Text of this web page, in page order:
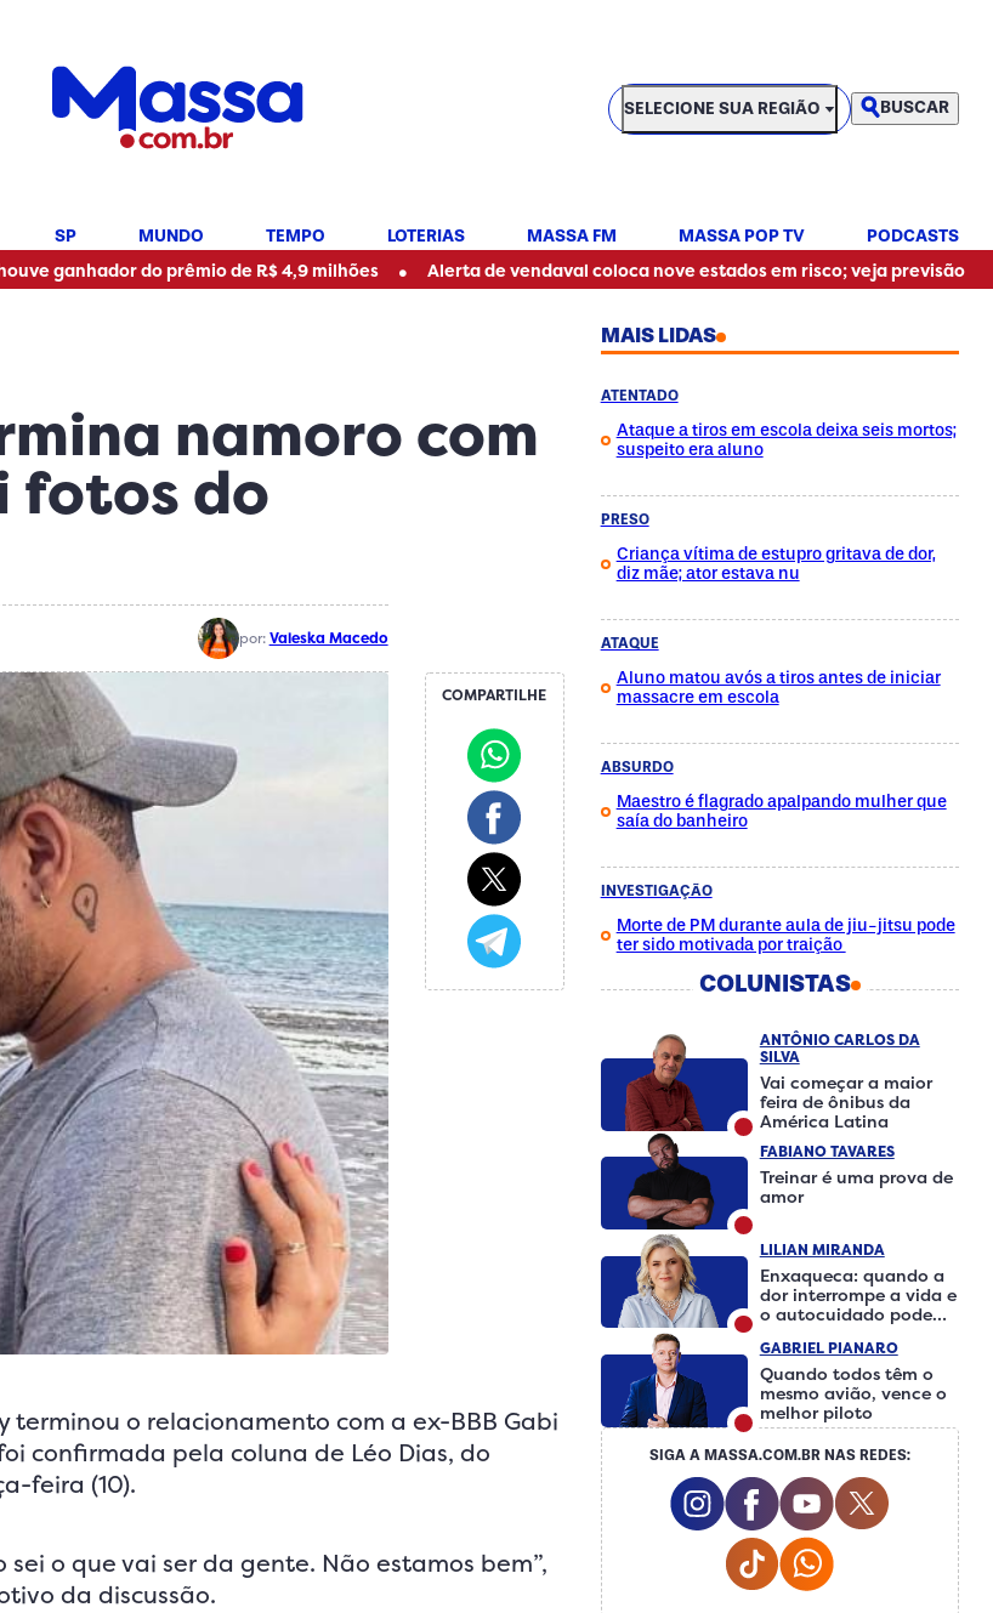
SELECIONE SUA REGIÃO
SELECIONE SUA REGIÃO BUSCAR
SP MUNDO TEMPO LOTERIAS MASSA FM MASSA POP TV PODCASTS
do prêmio de R$ 4,9 milhões • Alerta de vendaval coloca nove estados em risco; veja previsão • Pai
namoro com
fotos do
por:Valeska Macedo
COMPARTILHE
terminou o relacionamento com a ex-BBB Gabi
confirmada pela coluna de Léo Dias, do
feira (10).
o que vai ser da gente. Não estamos bem”,
da discussão.
MAIS LIDAS
ATENTADO
Ataque a tiros em escola deixa seis mortos;
suspeito era aluno
PRESO
Criança vítima de estupro gritava de dor,
diz mãe; ator estava nu
ATAQUE
Aluno matou avós a tiros antes de iniciar
massacre em escola
ABSURDO
Maestro é flagrado apalpando mulher que
saía do banheiro
INVESTIGAÇÃO
Morte de PM durante aula de jiu-jitsu pode
ter sido motivada por traição
COLUNISTAS
ANTÔNIO CARLOS DA
SILVA
Vai começar a maior
feira de ônibus da
América Latina
FABIANO TAVARES
Treinar é uma prova de
amor
LILIAN MIRANDA
Enxaqueca: quando a
dor interrompe a vida e
o autocuidado pode
GABRIEL PIANARO
Quando todos têm o
mesmo avião, vence o
melhor piloto
SIGA A MASSA.COM.BR NAS REDES:
Instagram Social Media
Facebook Social
Youtube Social
Twitter
Tiktok Social Media
Whatsapp